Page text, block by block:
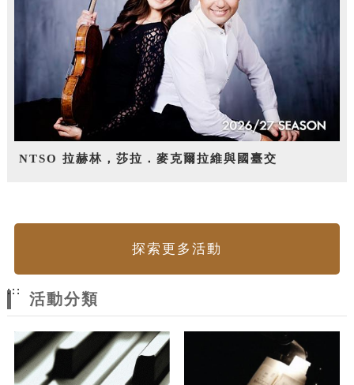
NTSO 拉赫林，莎拉．麥克爾拉維與國臺交
探索更多活動
:::
活動分類